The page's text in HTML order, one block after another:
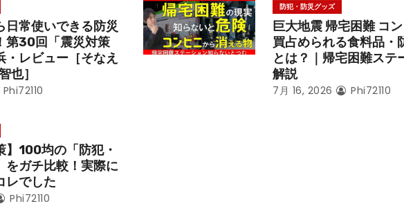
日常使いできる防災
第30回「震災対策
・レビュー［そなえ
也］
Phi72110
防犯・防災グッズ
巨大地震 帰宅困難 コ
買占められる食料品・
とは？｜帰宅困難ステ
解説
7月 16, 2026 Phi72110
】100均の「防犯・
をガチ比較！実際に
レでした
Phi72110